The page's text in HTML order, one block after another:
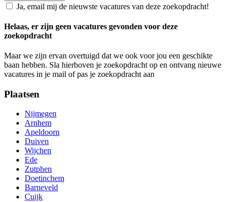
Ja, email mij de nieuwste vacatures van deze zoekopdracht!
Helaas, er zijn geen vacatures gevonden voor deze
zoekopdracht
Maar we zijn ervan overtuigd dat we ook voor jou een geschikte
baan hebben. Sla hierboven je zoekopdracht op en ontvang nieuwe
vacatures in je mail of pas je zoekopdracht aan
Plaatsen
Nijmegen
Arnhem
Apeldoorn
Duiven
Wijchen
Ede
Zutphen
Doetinchem
Barneveld
Cuijk